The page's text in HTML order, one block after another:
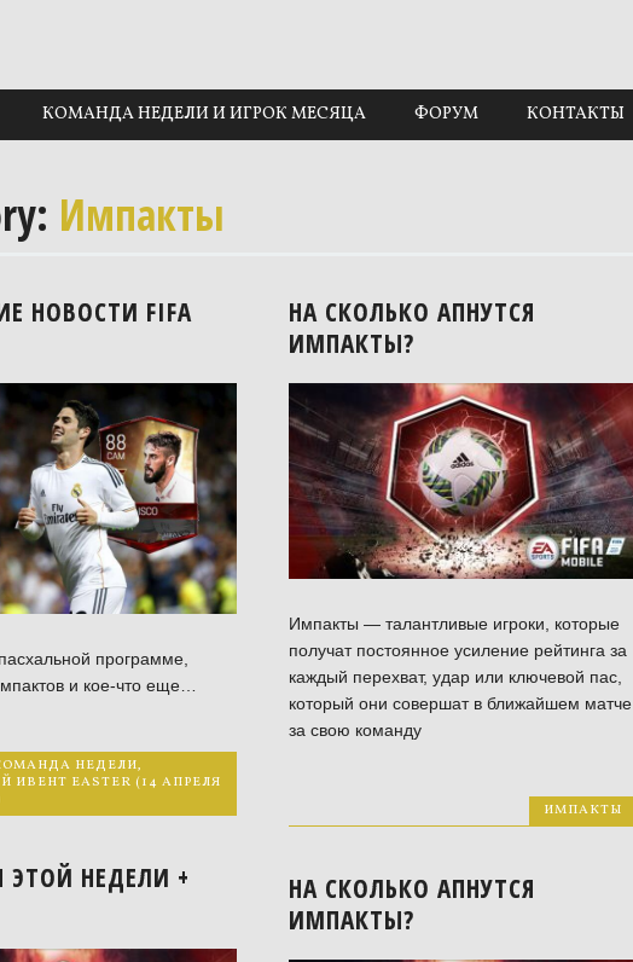
КОМАНДА НЕДЕЛИ И ИГРОК МЕСЯЦА ФОРУМ КОНТАКТЫ
Импакты
НОВОСТИ FIFA
программе,
и кое-что еще…
НЕДЕЛИ,
ИВЕНТ EASTER (14 АПРЕЛЯ
НА СКОЛЬКО АПНУТСЯ
ИМПАКТЫ?
Импакты — талантливые игроки, которые
получат постоянное усиление рейтинга за
каждый перехват, удар или ключевой пас,
который они совершат в ближайшем матче
за свою команду
ИМПАКТЫ
НЕДЕЛИ +
НА СКОЛЬКО АПНУТСЯ
ИМПАКТЫ?